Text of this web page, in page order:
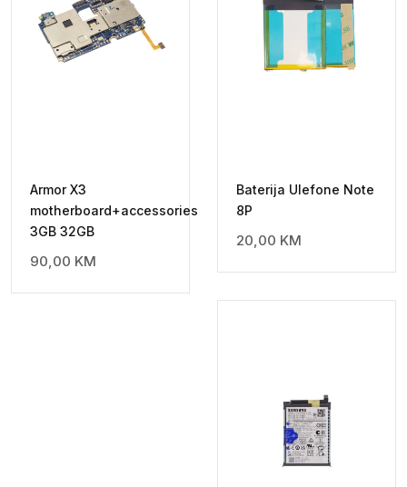
Armor X3
motherboard+accessories
3GB 32GB
90,00 KM
Baterija Ulefone Note
8P
20,00 KM